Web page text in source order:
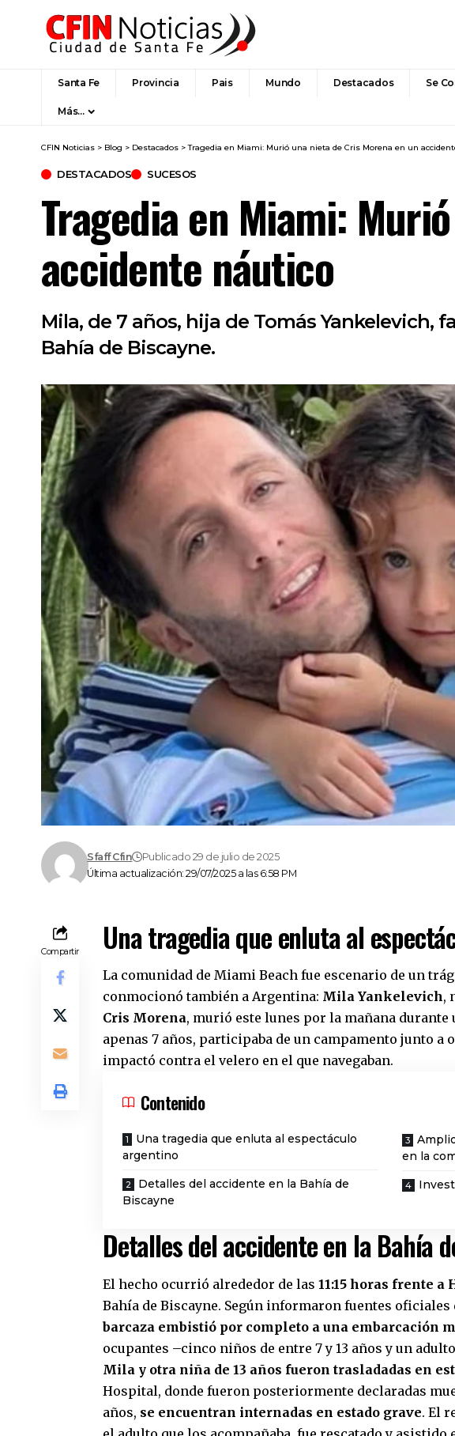
Santa Fe Provincia Pais Mundo Destacados Se
Más…
CFIN Noticias > Blog > Destacados >Tragedia en Miami: Murió una nieta de Cris Morena en un
DESTACADOS SUCESOS
Tragedia en Miami:
accidente náutico
Mila, de 7 años, hija de Tomás Yankelevich,
Bahía de Biscayne.
Última actualización: 29/07/2025 a las 6:58 PM
Sfaff Cfin Publicado 29 de julio de 2025
Compartir Una tragedia que enluta al
La comunidad de Miami Beach fue escenario de un
conmocionó también a Argentina: Mila Yankelevich,
Cris Morena, murió este lunes por la mañana durante
apenas 7 años, participaba de un campamento junto a
impactó contra el velero en el que navegaban.
Contenido
Una tragedia que enluta al espectáculo
argentino
Detalles del accidente en la Bahía de
Biscayne
en la
Detalles del accidente en la Bahía
El hecho ocurrió alrededor de las 11:15 horas frente a
Bahía de Biscayne. Según informaron fuentes oficiales
barcaza embistió por completo a una embarcación
ocupantes –cinco niños de entre 7 y 13 años y un
Mila y otra niña de 13 años fueron trasladadas en
Hospital, donde fueron posteriormente declaradas
años, se encuentran internadas en estado grave. El